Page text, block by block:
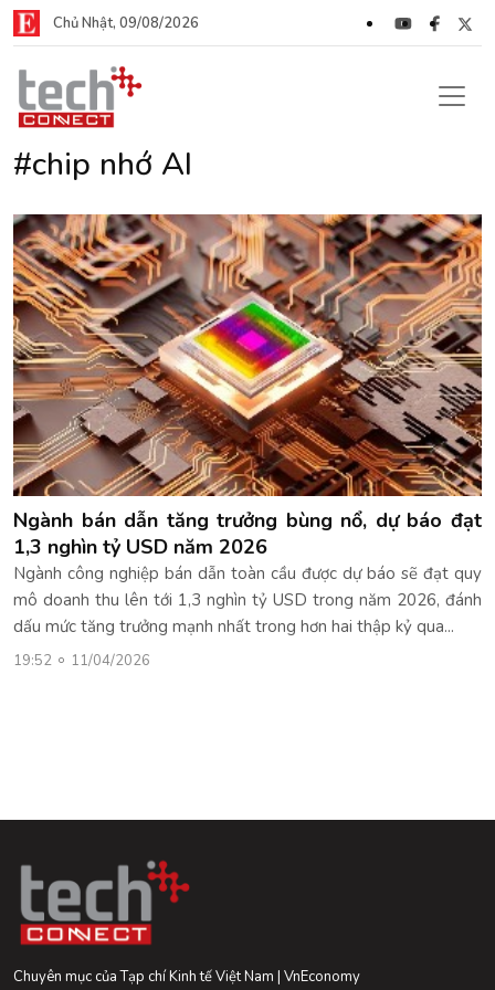
Chủ Nhật, 09/08/2026
#chip nhớ AI
Ngành bán dẫn tăng trưởng bùng nổ, dự báo đạt
1,3 nghìn tỷ USD năm 2026
Ngành công nghiệp bán dẫn toàn cầu được dự báo sẽ đạt quy
mô doanh thu lên tới 1,3 nghìn tỷ USD trong năm 2026, đánh
dấu mức tăng trưởng mạnh nhất trong hơn hai thập kỷ qua...
19:52 11/04/2026
Chuyên mục của Tạp chí Kinh tế Việt Nam | VnEconomy